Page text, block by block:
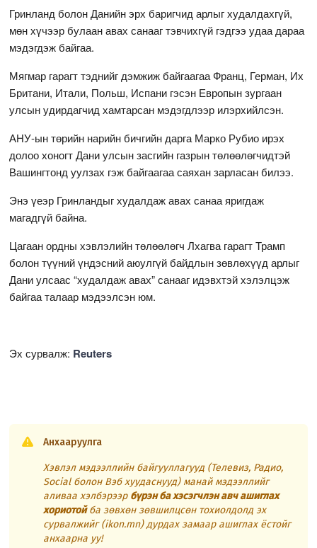
Гринланд болон Данийн эрх баригчид арлыг худалдахгүй,
мөн хүчээр булаан авах санааг тэвчихгүй гэдгээ удаа дараа
мэдэгдэж байгаа.
Мягмар гарагт тэднийг дэмжиж байгаагаа Франц, Герман, Их
Британи, Итали, Польш, Испани гэсэн Европын зургаан
улсын удирдагчид хамтарсан мэдэгдлээр илэрхийлсэн.
АНУ-ын төрийн нарийн бичгийн дарга Марко Рубио ирэх
долоо хоногт Дани улсын засгийн газрын төлөөлөгчидтэй
Вашингтонд уулзах гэж байгаагаа саяхан зарласан билээ.
Энэ үеэр Гринландыг худалдаж авах санаа яригдаж
магадгүй байна.
Цагаан ордны хэвлэлийн төлөөлөгч Лхагва гарагт Трамп
болон түүний үндэсний аюулгүй байдлын зөвлөхүүд арлыг
Дани улсаас “худалдаж авах” санааг идэвхтэй хэлэлцэж
байгаа талаар мэдээлсэн юм.
Эх сурвалж: Reuters
Анхааруулга
Хэвлэл мэдээллийн байгууллагууд (Телевиз, Радио,
Social болон Вэб хуудаснууд) манай мэдээллийг
аливаа хэлбэрээр бүрэн ба хэсэгчлэн авч ашиглах
хориотойба зөвхөн зөвшилцсөн тохиолдолд эх
сурвалжийг (ikon.mn) дурдах замаар ашиглах ёстойг
анхаарна уу!